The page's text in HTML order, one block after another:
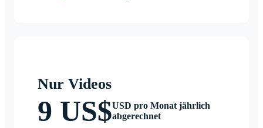
Nur Videos
9 US$USD pro Monat jährlich
abgerechnet